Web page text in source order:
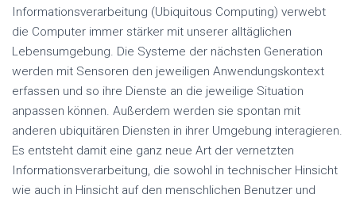
Informationsverarbeitung (Ubiquitous Computing) verwebt
die Computer immer stärker mit unserer alltäglichen
Lebensumgebung. Die Systeme der nächsten Generation
werden mit Sensoren den jeweiligen Anwendungskontext
erfassen und so ihre Dienste an die jeweilige Situation
anpassen können. Außerdem werden sie spontan mit
anderen ubiquitären Diensten in ihrer Umgebung interagieren.
Es entsteht damit eine ganz neue Art der vernetzten
Informationsverarbeitung, die sowohl in technischer Hinsicht
wie auch in Hinsicht auf den menschlichen Benutzer und